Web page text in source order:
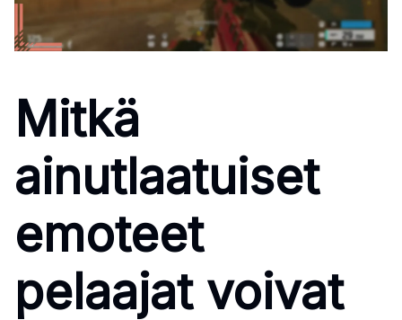
Mitkä
ainutlaatuiset
emoteet
pelaajat voivat